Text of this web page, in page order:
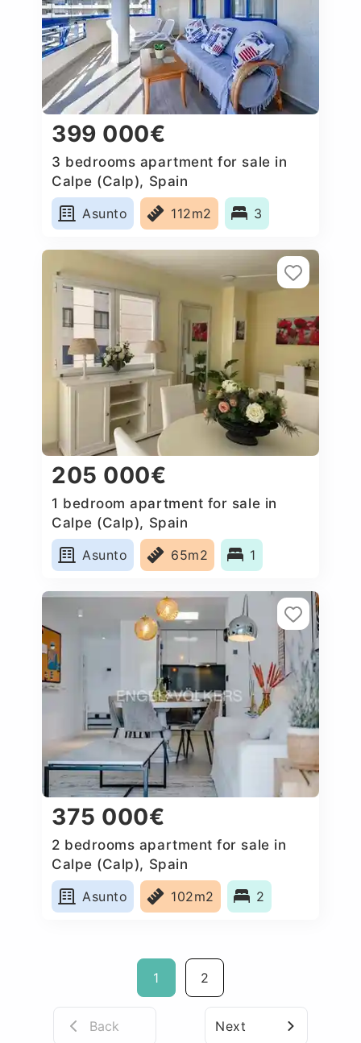
399 000€
3 bedrooms apartment for sale in
Calpe (Calp), Spain
Asunto
112m2 3
205 000€
1 bedroom apartment for sale in
Calpe (Calp), Spain
Asunto
65m2 1
375 000€
2 bedrooms apartment for sale in
Calpe (Calp), Spain
Asunto
102m2 2
1 2
Back Next